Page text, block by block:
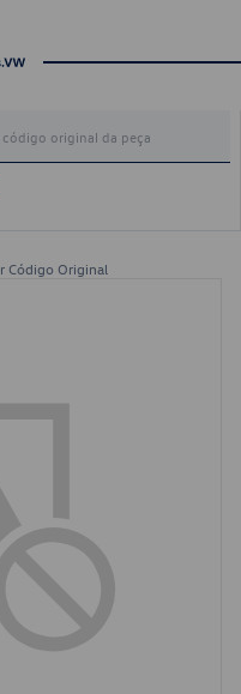
Código Original